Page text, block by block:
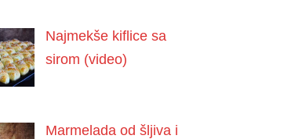
Najmekše kiflice sa
sirom (video)
Marmelada od šljiva i